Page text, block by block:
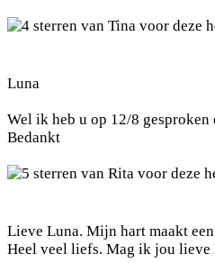
Luna
Wel ik heb u op 12/8
Bedankt
Lieve Luna. Mijn hart maakt
Heel veel liefs. Mag ik jou lieve